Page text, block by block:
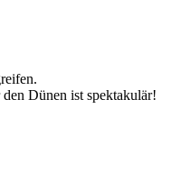
Dünen ist spektakulär!